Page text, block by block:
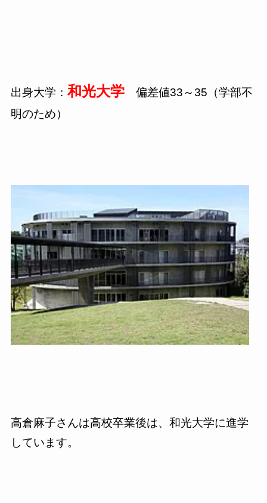
出身大学： 和光大学偏差値33 ～35 （学部不
明のため）
高倉麻子さんは高校卒業後は、和光大学に進学
しています。